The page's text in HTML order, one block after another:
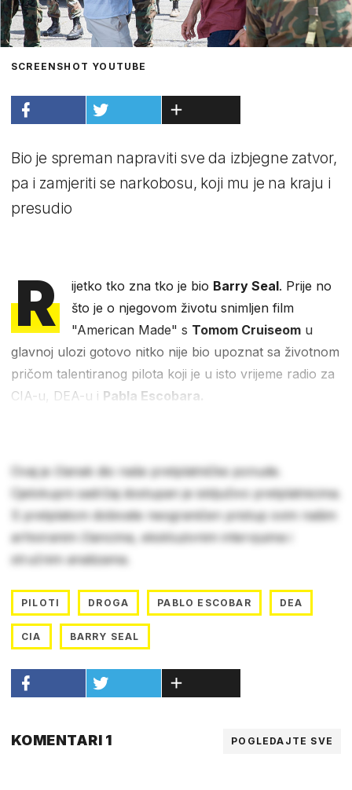
SCREENSHOT YOUTUBE
Bio je spreman napraviti sve da izbjegne zatvor,
pa i zamjeriti se narkobosu, koji mu je na kraju i
presudio
R ijetko tko zna tko je bio Barry Seal. Prije no
što je o njegovom životu snimljen film
"American Made" s Tomom Cruiseom u
glavnoj ulozi gotovo nitko nije bio upoznat sa životnom
pričom talentiranog pilota koji je u isto vrijeme radio za
CIA-u, DEA-u i Pabla Escobara.
Ovaj je članak dio naše pretplatničke ponude.
Cjelokupni sadržaj dostupan je isključivo pretplatnicima.
S pretplatom dobivate neograničen pristup svim našim
arhiviranim člancima, ekskluzivnim intervjuima i
stručnim analizama.
PILOTI DROGA PABLO ESCOBAR DEA
CIA BARRY SEAL
KOMENTARI 1 POGLEDAJTE SVE